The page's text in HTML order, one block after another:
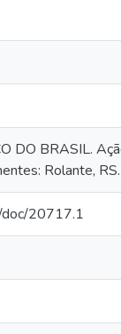
DO BRASIL.
Rolante,
doc/20717.1